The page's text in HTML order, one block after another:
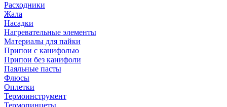
Расходники
Жала
Насадки
Нагревательные элементы
Материалы для пайки
Припои с канифолью
Припои без канифоли
Паяльные пасты
Флюсы
Оплетки
Термоинструмент
Термопинцеты